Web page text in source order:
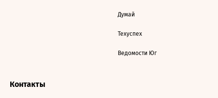
Думай
Техуспех
Ведомости Юг
Контакты